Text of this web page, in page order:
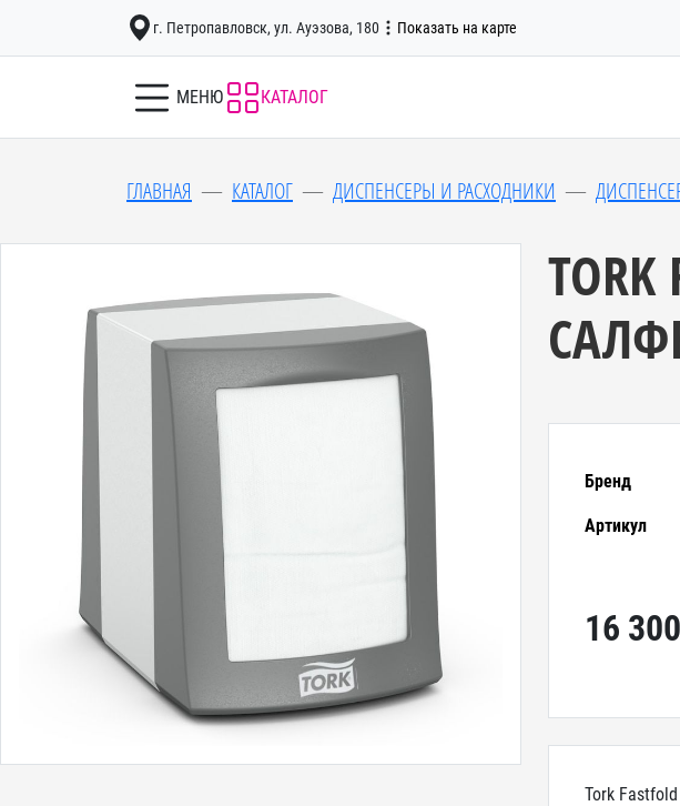
г. Петропавловск, ул. Ауэзова, 180 Показать на карте
МЕНЮ КАТАЛОГ
ГЛАВНАЯ КАТАЛОГ ДИСПЕНСЕРЫ И РАСХОДНИКИ
Бренд
Артикул
16
Tork